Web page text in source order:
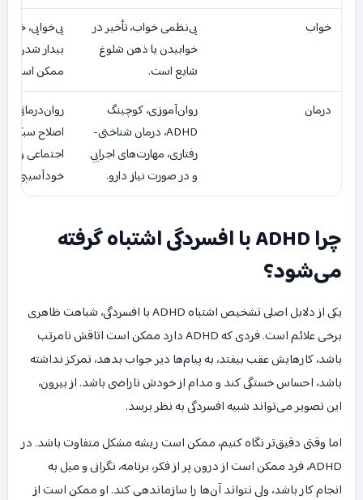
خواب
بی‌نظمی خواب، تأخیر در
خوابیدن یا ذهن شلوغ
شایع است.
بی‌خوابی،
بیدار شدن
ممکن است
درمان
روان‌آموزی، کوچینگ
ADHD، درمان شناختی-
رفتاری، مهارت‌های اجرایی
و در صورت نیاز دارو.
روان‌درمانی،
اصلاح سبک
اجتماعی و
خودآسیبی.
چرا ADHD با افسردگی اشتباه گرفته
می‌شود؟
یکی از دلایل اصلی تشخیص اشتباه ADHD با افسردگی، شباهت ظاهری
برخی علائم است. فردی که ADHD دارد ممکن است اتاقش نامرتب
باشد، کارهایش عقب بیفتد، به پیام‌ها دیر جواب بدهد، تمرکز نداشته
باشد، احساس خستگی کند و مدام از خودش ناراضی باشد. از بیرون،
این تصویر می‌تواند شبیه افسردگی به نظر برسد.
اما وقتی دقیق‌تر نگاه کنیم، ممکن است ریشه مشکل متفاوت باشد. در
ADHD، فرد ممکن است از درون پر از فکر، برنامه، نگرانی و میل به
انجام کار باشد، ولی نتواند آن‌ها را سازماندهی کند. او ممکن است از